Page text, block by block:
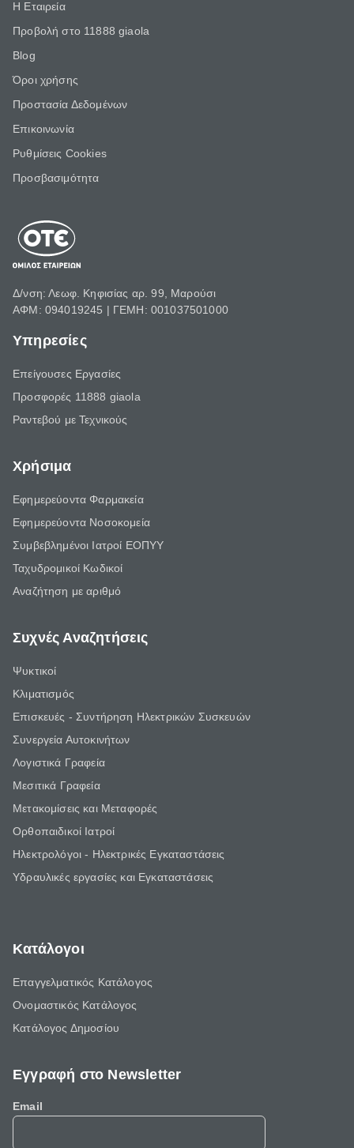
Η Εταιρεία
Προβολή στο 11888 giaola
Blog
Όροι χρήσης
Προστασία Δεδομένων
Επικοινωνία
Ρυθμίσεις Cookies
Προσβασιμότητα
Δ/νση: Λεωφ. Κηφισίας αρ. 99, Μαρούσι
ΑΦΜ: 094019245 | ΓΕΜΗ: 001037501000
Υπηρεσίες
Επείγουσες Εργασίες
Προσφορές 11888 giaola
Ραντεβού με Τεχνικούς
Χρήσιμα
Εφημερεύοντα Φαρμακεία
Εφημερεύοντα Νοσοκομεία
Συμβεβλημένοι Ιατροί ΕΟΠΥΥ
Ταχυδρομικοί Κωδικοί
Αναζήτηση με αριθμό
Συχνές Αναζητήσεις
Ψυκτικοί
Κλιματισμός
Επισκευές - Συντήρηση Ηλεκτρικών Συσκευών
Συνεργεία Αυτοκινήτων
Λογιστικά Γραφεία
Μεσιτικά Γραφεία
Μετακομίσεις και Μεταφορές
Ορθοπαιδικοί Ιατροί
Ηλεκτρολόγοι - Ηλεκτρικές Εγκαταστάσεις
Υδραυλικές εργασίες και Εγκαταστάσεις
Κατάλογοι
Επαγγελματικός Κατάλογος
Ονομαστικός Κατάλογος
Κατάλογος Δημοσίου
Εγγραφή στο Newsletter
Email